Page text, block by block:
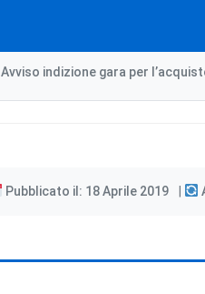
Avviso indizione gara per
Pubblicato il: 18 Aprile 2019